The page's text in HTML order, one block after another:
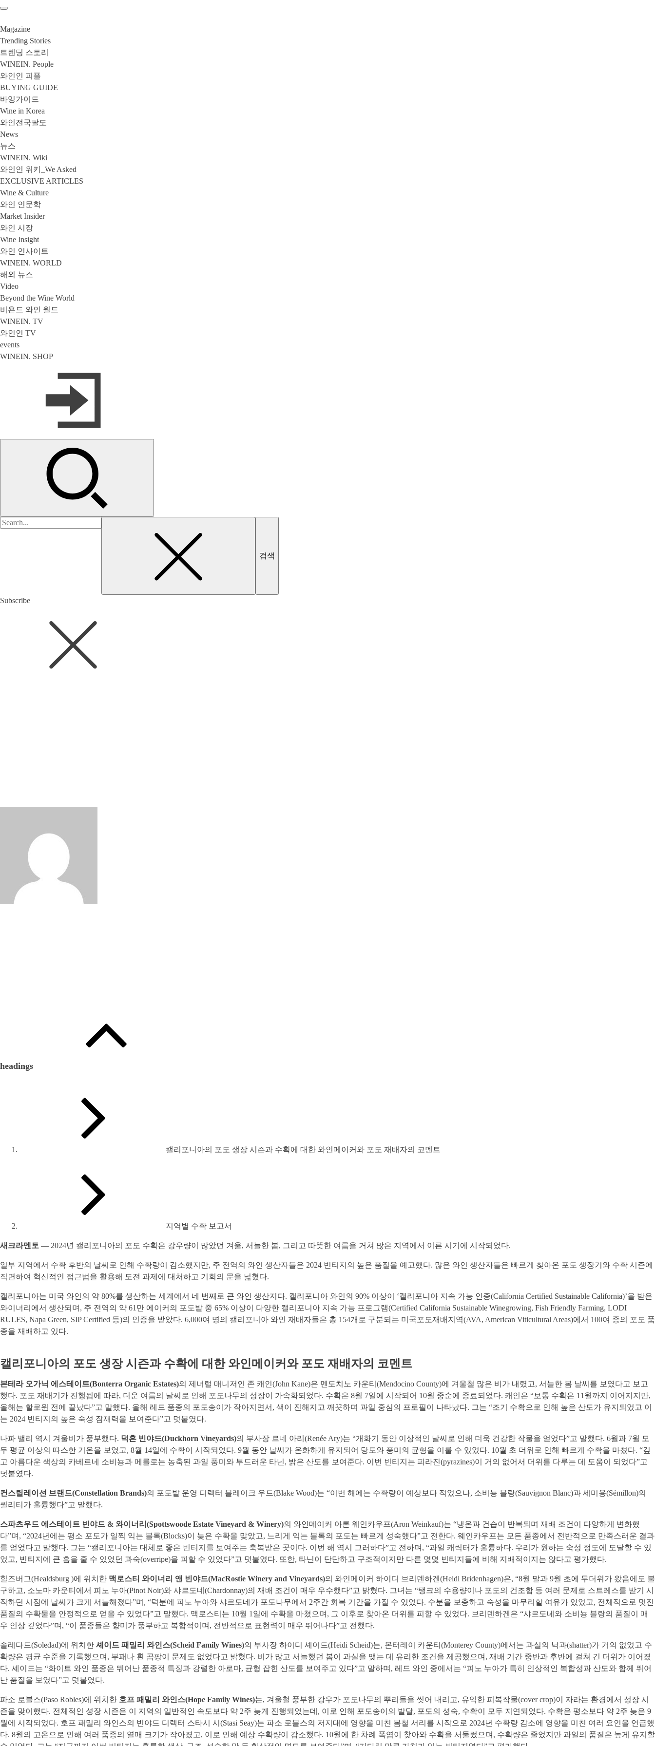
Magazine
Trending Stories
트렌딩 스토리
WINEIN. People
와인인 피플
BUYING GUIDE
바잉가이드
Wine in Korea
와인전국팔도
News
뉴스
WINEIN. Wiki
와인인 위키_We Asked
EXCLUSIVE ARTICLES
Wine & Culture
와인 인문학
Market Insider
와인 시장
Wine Insight
와인 인사이트
WINEIN. WORLD
해외 뉴스
Video
Beyond the Wine World
비욘드 와인 월드
WINEIN. TV
와인인 TV
events
WINEIN. SHOP
검
Subscribe
headings
캘리포니아의 포도 생장 시즌과 수확에 대한 와인메이커와 포도 재배자의 코멘트
지역별 수확 보고서
새크라멘토 — 2024년 캘리포니아의 포도 수확은 강우량이 많았던 겨울, 서늘한 봄, 그리고 따뜻한 여름을 거쳐 많은 지역에서 이른 시기에 시작되었다.
일부 지역에서 수확 후반의 날씨로 인해 수확량이 감소했지만, 주 전역의 와인 생산자들은 2024 빈티지의 높은 품질을 예고했다. 많은 와인 생산자들은 빠르게 찾아온 포도 생장기와 수확 시즌에
직면하여 혁신적인 접근법을 활용해 도전 과제에 대처하고 기회의 문을 넓혔다.
캘리포니아는 미국 와인의 약 80%를 생산하는 세계에서 네 번째로 큰 와인 생산지다. 캘리포니아 와인의 90% 이상이 ‘캘리포니아 지속 가능 인증(California Certified Sustainable California)’을 받은
와이너리에서 생산되며, 주 전역의 약 61만 에이커의 포도밭 중 65% 이상이 다양한 캘리포니아 지속 가능 프로그램(Certified California Sustainable Winegrowing, Fish Friendly Farming, LODI
RULES, Napa Green, SIP Certified 등)의 인증을 받았다. 6,000여 명의 캘리포니아 와인 재배자들은 총 154개로 구분되는 미국포도재배지역(AVA, American Viticultural Areas)에서 100여 종의 포도 품
종을 재배하고 있다.
캘리포니아의 포도 생장 시즌과 수확에 대한 와인메이커와 포도 재배자의 코멘트
본테라 오가닉 에스테이트(Bonterra Organic Estates)의 제너럴 매니저인 존 캐인(John Kane)은 멘도치노 카운티(Mendocino County)에 겨울철 많은 비가 내렸고, 서늘한 봄 날씨를 보였다고 보고
했다. 포도 재배기가 진행됨에 따라, 더운 여름의 날씨로 인해 포도나무의 성장이 가속화되었다. 수확은 8월 7일에 시작되어 10월 중순에 종료되었다. 캐인은 “보통 수확은 11월까지 이어지지만,
올해는 할로윈 전에 끝났다”고 말했다. 올해 레드 품종의 포도송이가 작아지면서, 색이 진해지고 깨끗하며 과일 중심의 프로필이 나타났다. 그는 “조기 수확으로 인해 높은 산도가 유지되었고 이
는 2024 빈티지의 높은 숙성 잠재력을 보여준다”고 덧붙였다.
나파 밸리 역시 겨울비가 풍부했다. 덕혼 빈야드(Duckhorn Vineyards)의 부사장 르네 아리(Renée Ary)는 “개화기 동안 이상적인 날씨로 인해 더욱 건강한 작물을 얻었다”고 말했다. 6월과 7월 모
두 평균 이상의 따스한 기온을 보였고, 8월 14일에 수확이 시작되었다. 9월 동안 날씨가 온화하게 유지되어 당도와 풍미의 균형을 이룰 수 있었다. 10월 초 더위로 인해 빠르게 수확을 마쳤다. “깊
고 아름다운 색상의 카베르네 소비뇽과 메를로는 농축된 과일 풍미와 부드러운 타닌, 밝은 산도를 보여준다. 이번 빈티지는 피라진(pyrazines)이 거의 없어서 더위를 다루는 데 도움이 되었다”고
덧붙였다.
컨스틸레이션 브랜드(Constellation Brands)의 포도밭 운영 디렉터 블레이크 우드(Blake Wood)는 “이번 해에는 수확량이 예상보다 적었으나, 소비뇽 블랑(Sauvignon Blanc)과 세미용(Sémillon)의
퀄리티가 훌륭했다”고 말했다.
스파츠우드 에스테이트 빈야드 & 와이너리(Spottswoode Estate Vineyard & Winery)의 와인메이커 아론 웨인카우프(Aron Weinkauf)는 “냉온과 건습이 반복되며 재배 조건이 다양하게 변화했
다”며, “2024년에는 평소 포도가 일찍 익는 블록(Blocks)이 늦은 수확을 맞았고, 느리게 익는 블록의 포도는 빠르게 성숙했다”고 전한다. 웨인카우프는 모든 품종에서 전반적으로 만족스러운 결과
를 얻었다고 말했다. 그는 “캘리포니아는 대체로 좋은 빈티지를 보여주는 축복받은 곳이다. 이번 해 역시 그러하다”고 전하며, “과일 캐릭터가 훌륭하다. 우리가 원하는 숙성 정도에 도달할 수 있
었고, 빈티지에 큰 흠을 줄 수 있었던 과숙(overripe)을 피할 수 있었다”고 덧붙였다. 또한, 타닌이 단단하고 구조적이지만 다른 몇몇 빈티지들에 비해 지배적이지는 않다고 평가했다.
힐즈버그(Healdsburg )에 위치한 맥로스티 와이너리 앤 빈야드(MacRostie Winery and Vineyards)의 와인메이커 하이디 브리덴하겐(Heidi Bridenhagen)은, “8월 말과 9월 초에 무더위가 왔음에도 불
구하고, 소노마 카운티에서 피노 누아(Pinot Noir)와 샤르도네(Chardonnay)의 재배 조건이 매우 우수했다”고 밝혔다. 그녀는 “탱크의 수용량이나 포도의 건조함 등 여러 문제로 스트레스를 받기 시
작하던 시점에 날씨가 크게 서늘해졌다”며, “덕분에 피노 누아와 샤르도네가 포도나무에서 2주간 회복 기간을 가질 수 있었다. 수분을 보충하고 숙성을 마무리할 여유가 있었고, 전체적으로 멋진
품질의 수확물을 안정적으로 얻을 수 있었다”고 말했다. 맥로스티는 10월 1일에 수확을 마쳤으며, 그 이후로 찾아온 더위를 피할 수 있었다. 브리덴하겐은 “샤르도네와 소비뇽 블랑의 품질이 매
우 인상 깊었다”며, “이 품종들은 향미가 풍부하고 복합적이며, 전반적으로 표현력이 매우 뛰어나다”고 전했다.
솔레다드(Soledad)에 위치한 셰이드 패밀리 와인스(Scheid Family Wines)의 부사장 하이디 셰이드(Heidi Scheid)는, 몬터레이 카운티(Monterey County)에서는 과실의 낙과(shatter)가 거의 없었고 수
확량은 평균 수준을 기록했으며, 부패나 흰 곰팡이 문제도 없었다고 밝혔다. 비가 많고 서늘했던 봄이 과실을 맺는 데 유리한 조건을 제공했으며, 재배 기간 중반과 후반에 걸쳐 긴 더위가 이어졌
다. 셰이드는 “화이트 와인 품종은 뛰어난 품종적 특징과 강렬한 아로마, 균형 잡힌 산도를 보여주고 있다”고 말하며, 레드 와인 중에서는 “피노 누아가 특히 인상적인 복합성과 산도와 함께 뛰어
난 품질을 보였다”고 덧붙였다.
파소 로블스(Paso Robles)에 위치한 호프 패밀리 와인스(Hope Family Wines)는, 겨울철 풍부한 강우가 포도나무의 뿌리들을 씻어 내리고, 유익한 피복작물(cover crop)이 자라는 환경에서 성장 시
즌을 맞이했다. 전체적인 성장 시즌은 이 지역의 일반적인 속도보다 약 2주 늦게 진행되었는데, 이로 인해 포도송이의 발달, 포도의 성숙, 수확이 모두 지연되었다. 수확은 평소보다 약 2주 늦은 9
월에 시작되었다. 호프 패밀리 와인스의 빈야드 디렉터 스타시 시(Stasi Seay)는 파소 로블스의 저지대에 영향을 미친 봄철 서리를 시작으로 2024년 수확량 감소에 영향을 미친 여러 요인을 언급했
다. 8월의 고온으로 인해 여러 품종의 열매 크기가 작아졌고, 이로 인해 예상 수확량이 감소했다. 10월에 한 차례 폭염이 찾아와 수확을 서둘렀으며, 수확량은 줄었지만 과일의 품질은 높게 유지할